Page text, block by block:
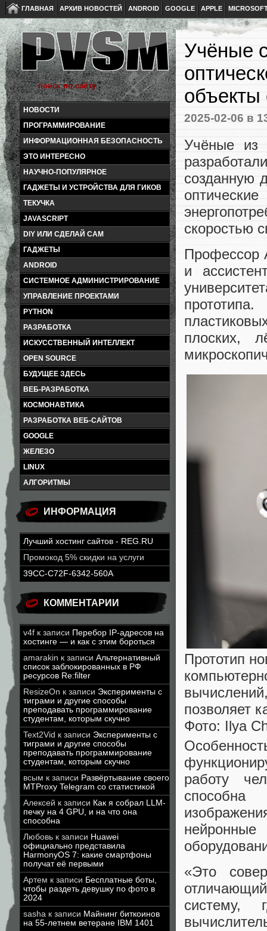
ГЛАВНАЯ АРХИВ НОВОСТЕЙ ANDROID GOOGLE APPLE
НОВОСТИ
ПРОГРАММИРОВАНИЕ
ИНФОРМАЦИОННАЯ БЕЗОПАСНОСТЬ
ЭТО ИНТЕРЕСНО
НАУЧНО-ПОПУЛЯРНОЕ
ГАДЖЕТЫ И УСТРОЙСТВА ДЛЯ ГИКОВ
ТЕКУЧКА
JAVASCRIPT
DIY ИЛИ СДЕЛАЙ САМ
ГАДЖЕТЫ
ANDROID
СИСТЕМНОЕ АДМИНИСТРИРОВАНИЕ
УПРАВЛЕНИЕ ПРОЕКТАМИ
PYTHON
РАЗРАБОТКА
ИСКУССТВЕННЫЙ ИНТЕЛЛЕКТ
OPEN SOURCE
БУДУЩЕЕ ЗДЕСЬ
ВЕБ-РАЗРАБОТКА
КОСМОНАВТИКА
РАЗРАБОТКА ВЕБ-САЙТОВ
GOOGLE
ЖЕЛЕЗО
LINUX
АЛГОРИТМЫ
ИНФОРМАЦИЯ
Лучший хостинг сайтов - REG.RU
Промокод 5% скидки на услуги
39CC-C72F-6342-560A
КОММЕНТАРИИ
v4f к записи Перебор IP-адресов на
хостинге — и как с этим бороться
amarakin к записи Альтернативный
список заблокированных в РФ
ресурсов Re:filter
ResizeOn к записи Эксперименты с
тиграми и другие способы
преподавать программирование
студентам, которым скучно
Text2Vid к записи Эксперименты с
тиграми и другие способы
преподавать программирование
студентам, которым скучно
всым к записи Развёртывание своего
MTProxy Telegram со статистикой
Алексей к записи Как я собрал LLM-
печку на 4 GPU, и на что она
способна
Любовь к записи Huawei
официально представила
HarmonyOS 7: какие смартфоны
получат её первыми
Артем к записи Бесплатные боты,
чтобы раздеть девушку по фото в
2024
sasha к записи Майнинг биткоинов
на 55-летнем ветеране IBM 1401
Учёные
объекты
2025-02-06 в
Учёные из
созданную
скоростью
Профессор
и
плоских,
Прототип
позволяет
Фото: Ilya
работу
«Это
систему,